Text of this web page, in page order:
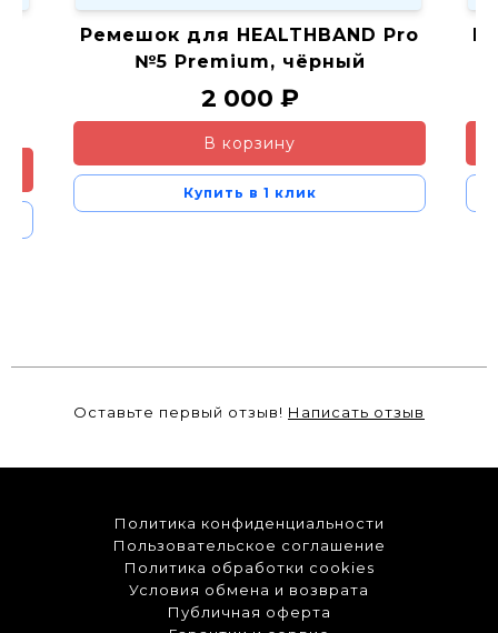
Ремешок для HEALTHBAND Pro
№5 Premium, чёрный
2 000 ₽
В корзину
Купить в 1 клик
Оставьте первый отзыв! Написать отзыв
Политика конфиденциальности
Пользовательское соглашение
Политика обработки cookies
Условия обмена и возврата
Публичная оферта